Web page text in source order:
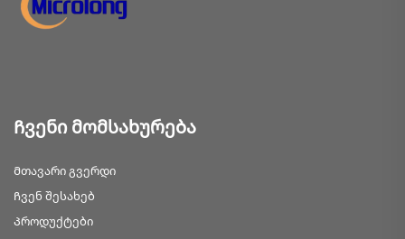
Ჩვენი მომსახურება
Მთავარი გვერდი
Ჩვენ შესახებ
Პროდუქტები